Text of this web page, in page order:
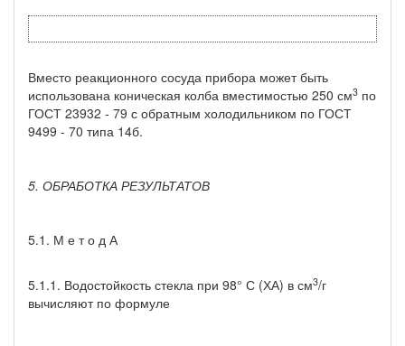
Вместо реакционного сосуда прибора может быть
использована коническая колба вместимостью 250 см3 по
ГОСТ 23932 - 79 с обратным холодильником по ГОСТ
9499 - 70 типа 14б.
5. ОБРАБОТКА РЕЗУЛЬТАТОВ
5.1. М е т о д А
5.1.1. Водостойкость стекла при 98° С (ХА) в см3/г
вычисляют по формуле